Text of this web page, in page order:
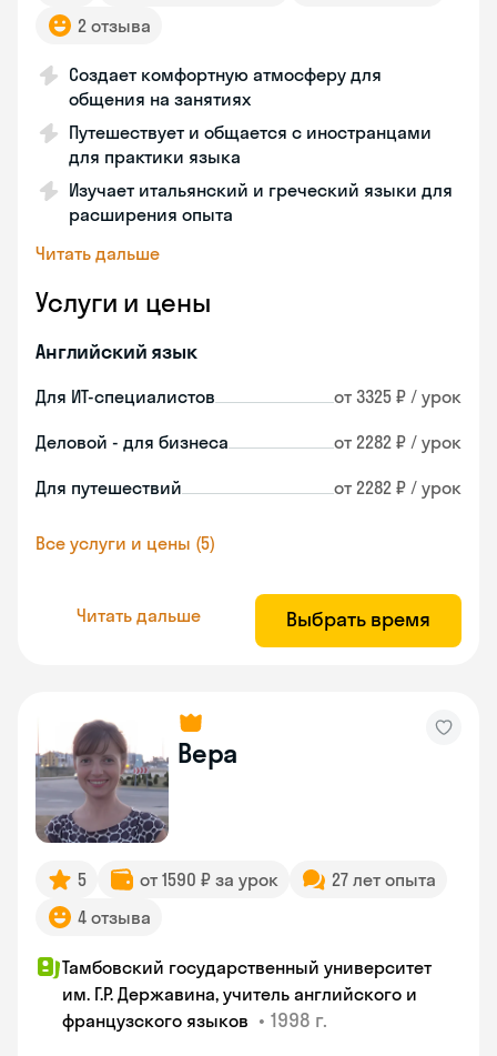
2 отзыва
Создает комфортную атмосферу для
общения на занятиях
Путешествует и общается с иностранцами
для практики языка
Изучает итальянский и греческий языки для
расширения опыта
Читать дальше
Услуги и цены
Английский язык
Для ИТ-специалистов от 3325 ₽ / урок
Деловой - для бизнеса от 2282 ₽ / урок
Для путешествий от 2282 ₽ / урок
Все услуги и цены (5)
Читать дальше Выбрать время
Вера
5 от 1590 ₽ за урок
27 лет опыта
4 отзыва
Тамбовский государственный университет
им. Г.Р. Державина, учитель английского и
французского языков • 1998 г.